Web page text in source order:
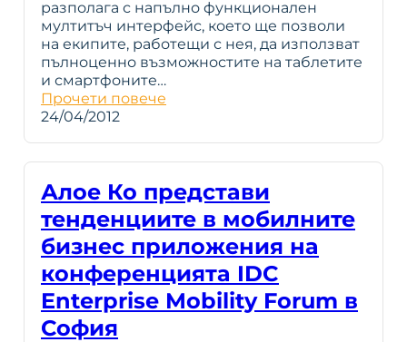
разполага с напълно функционален
мултитъч интерфейс, което ще позволи
на екипите, работещи с нея, да използват
пълноценно възможностите на таблетите
и смартфоните…
Прочети повече
24/04/2012
Алое Ко представи
тенденциите в мобилните
бизнес приложения на
конференцията IDC
Enterprise Mobility Forum в
София